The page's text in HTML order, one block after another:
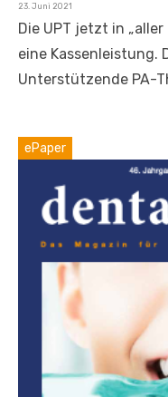
Veröffentlicht
23. Juni 2021
Die UPT jetzt in
eine Kassenleistung.
Unterstützende PA-
ePaper